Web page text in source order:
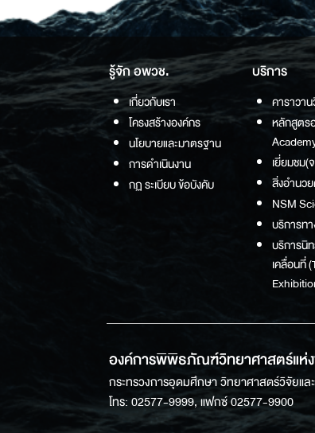
รู้จัก อพวช.
เกี่ยวกับเรา
โครงสร้างองค์กร
นโยบายและมาตรฐาน
การดำเนินงาน
กฏ ระเบียบ ข้อบังคับ
บริการ
คาราวา
หลักสูตร
เยี่ยมชม(
สิ่งอำนว
NSM
บริการท
บริการนิ
เคลื่อนที่
องค์การพิพิธภัณฑ์วิทยาศาสตร์แห่
กระทรวงการอุดมศึกษา วิทยาศาสตร์วิจัย
โทร: 02577-9999, แฟกซ์ 02577-9900